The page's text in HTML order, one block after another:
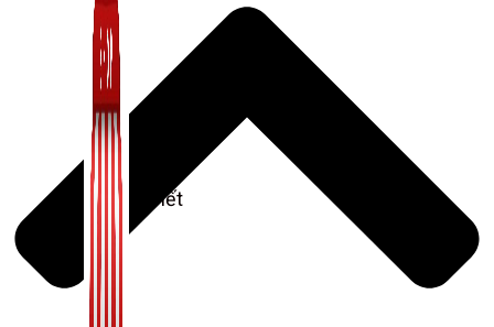
Zalo Marketing
104 bài viết
New